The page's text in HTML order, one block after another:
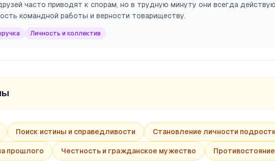
часто приводят к спорам, но в трудную минуту они всегда
командной работы и верности товариществу.
Личность и коллектив
Поиск истины и справедливости Становление личности
прошлого Честность и гражданское мужество